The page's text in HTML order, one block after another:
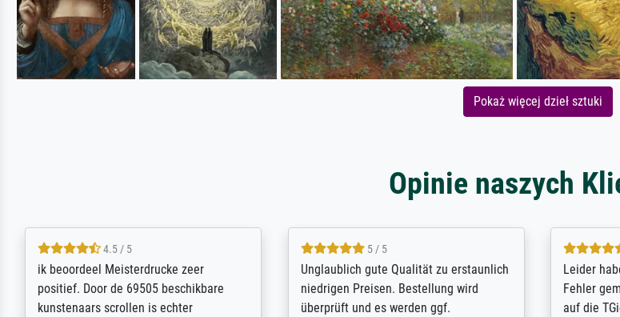
Pokaż więcej dzieł sztuki
Opinie naszych
5 / 5
Die Zufriedenheit ist auch nicht dadurch
getrübt, dass das Bild entgegen einer
angegebenen Lieferanschrift (sollte
5 / 5
Excellent / Highly recommended. The
selection, ordering and payment process
were easy, shipping was efficient and
The team
meet its
expert